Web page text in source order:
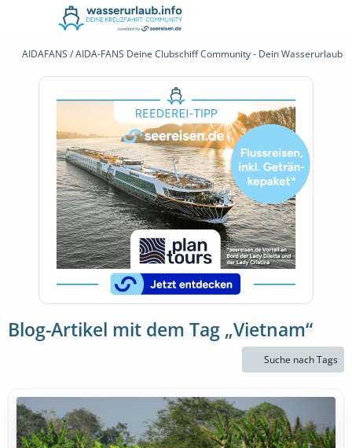
AIDAFANS / AIDA-FANS Deine Clubschiff Community - Dein Wasserurlaub
Blog-Artikel mit dem Tag „Vietnam“
Suche nach Tags